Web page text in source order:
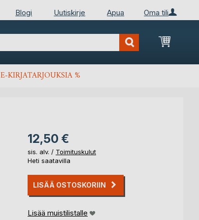
Oma tili
Blogi Uutiskirje Apua
E-KIRJATARJOUKSIA %
12,50 €
sis. alv. / Toimituskulut
Heti saatavilla
LISÄÄ OSTOSKORIIN
Lisää muistilistalle